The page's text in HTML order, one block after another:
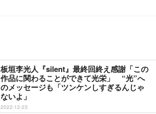
板垣李光人『silent』最終回終え感謝「この
作品に関わることができて光栄」 “光”へ
のメッセージも「ツンケンしすぎるんじゃ
ないよ」
2022-12-23